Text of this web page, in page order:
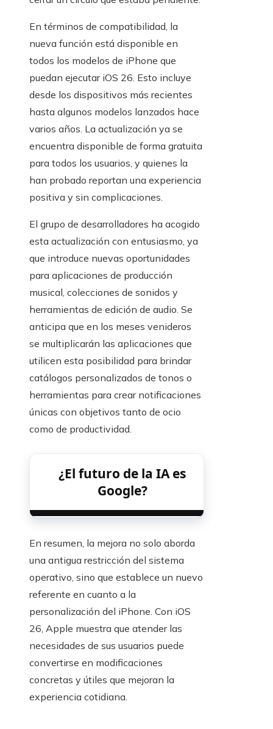
En términos de compatibilidad, la
nueva función está disponible en
todos los modelos de iPhone que
puedan ejecutar iOS 26. Esto incluye
desde los dispositivos más recientes
hasta algunos modelos lanzados hace
varios años. La actualización ya se
encuentra disponible de forma gratuita
para todos los usuarios, y quienes la
han probado reportan una experiencia
positiva y sin complicaciones.
El grupo de desarrolladores ha acogido
esta actualización con entusiasmo, ya
que introduce nuevas oportunidades
para aplicaciones de producción
musical, colecciones de sonidos y
herramientas de edición de audio. Se
anticipa que en los meses venideros
se multiplicarán las aplicaciones que
utilicen esta posibilidad para brindar
catálogos personalizados de tonos o
herramientas para crear notificaciones
únicas con objetivos tanto de ocio
como de productividad.
¿El futuro de la IA es
Google?
En resumen, la mejora no solo aborda
una antigua restricción del sistema
operativo, sino que establece un nuevo
referente en cuanto a la
personalización del iPhone. Con iOS
26, Apple muestra que atender las
necesidades de sus usuarios puede
convertirse en modificaciones
concretas y útiles que mejoran la
experiencia cotidiana.